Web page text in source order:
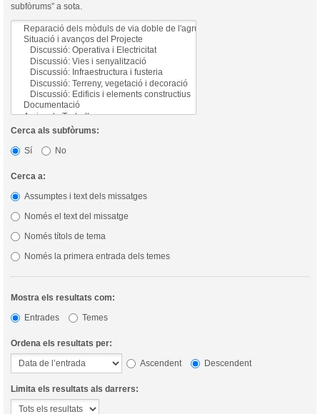
subfòrums” a sota.
Cerca als subfòrums:
Sí
No
Cerca a:
Assumptes i text dels missatges
Només el text del missatge
Només títols de tema
Només la primera entrada dels temes
Mostra els resultats com:
Entrades
Temes
Ordena els resultats per:
Ascendent
Descendent
Limita els resultats als darrers: